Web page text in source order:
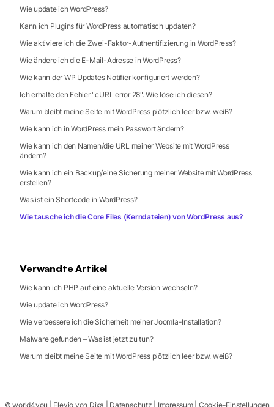
Wie update ich WordPress?
Kann ich Plugins für WordPress automatisch updaten?
Wie aktiviere ich die Zwei-Faktor-Authentifizierung in WordPress?
Wie ändere ich die E-Mail-Adresse in WordPress?
Wie kann der WP Updates Notifier konfiguriert werden?
Ich erhalte den Fehler "cURL error 28". Wie löse ich diesen?
Warum bleibt meine Seite mit WordPress plötzlich leer bzw. weiß?
Wie kann ich in WordPress mein Passwort ändern?
Wie kann ich den Namen/die URL meiner Website mit WordPress
ändern?
Wie kann ich ein Backup/eine Sicherung meiner Website mit WordPress
erstellen?
Was ist ein Shortcode in WordPress?
Wie tausche ich die Core Files (Kerndateien) von WordPress aus?
Verwandte Artikel
Wie kann ich PHP auf eine aktuelle Version wechseln?
Wie update ich WordPress?
Wie verbessere ich die Sicherheit meiner Joomla-Installation?
Malware gefunden – Was ist jetzt zu tun?
Warum bleibt meine Seite mit WordPress plötzlich leer bzw. weiß?
©world4you Elevio von Dixa Datenschutz Impressum| Cookie-Einstellungen